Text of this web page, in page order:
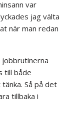
var
jag välta
när man redan
jobbrutinerna
till både
Så på det
tillbaka i